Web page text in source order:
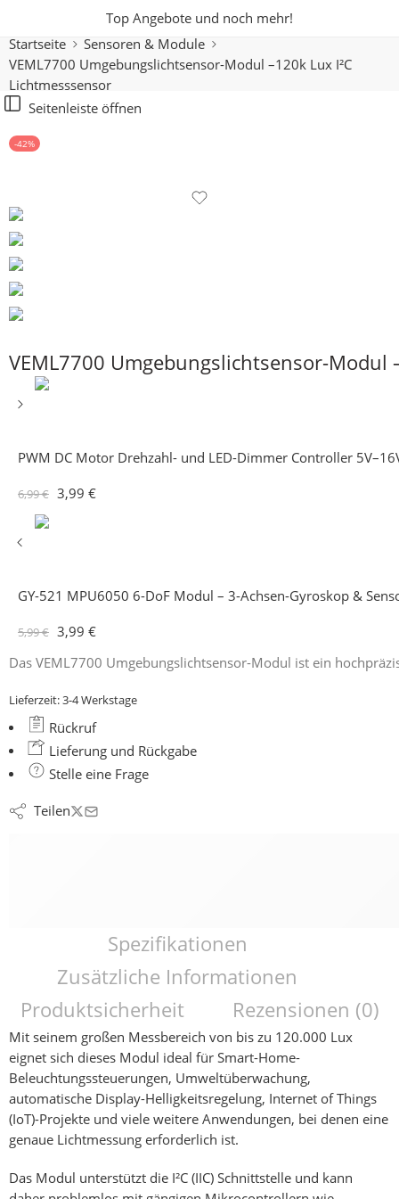
Top Angebote und noch mehr!
Startseite
Sensoren & Module
VEML7700 Umgebungslichtsensor-Modul –120k Lux I²C
Lichtmesssensor
Seitenleiste öffnen
-42%
VEML7700 Umgebungslichtsensor-Modul
PWM DC Motor Drehzahl- und LED-Dimmer Controller
6,99€ 3,99 €
GY-521 MPU6050 6-DoF Modul – 3-Achsen-Gyroskop &
5,99€ 3,99 €
Das VEML7700 Umgebungslichtsensor-Modul ist ein
Lieferzeit:3-4 Werkstage
Rückruf
Lieferung und Rückgabe
Stelle eine Frage
Teilen
Spezifikationen
Zusätzliche Informationen
Produktsicherheit
Rezensionen (0)
Mit seinem großen Messbereich von bis zu 120.000 Lux
eignet sich dieses Modul ideal für Smart-Home-
Beleuchtungssteuerungen, Umweltüberwachung,
automatische Display-Helligkeitsregelung, Internet of Things
(IoT)-Projekte und viele weitere Anwendungen, bei denen eine
genaue Lichtmessung erforderlich ist.
Das Modul unterstützt die I²C (IIC) Schnittstelle und kann